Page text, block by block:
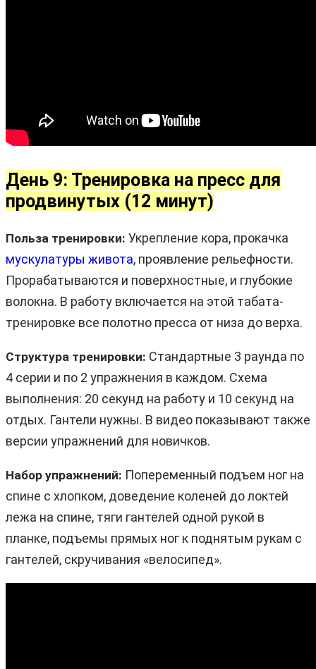
День 9: Тренировка на пресс для
продвинутых (12 минут)
Польза тренировки: Укрепление кора, прокачка
мускулатуры живота, проявление рельефности.
Прорабатываются и поверхностные, и глубокие
волокна. В работу включается на этой табата-
тренировке все полотно пресса от низа до верха.
Структура тренировки: Стандартные 3 раунда по
4 серии и по 2 упражнения в каждом. Схема
выполнения: 20 секунд на работу и 10 секунд на
отдых. Гантели нужны. В видео показывают также
версии упражнений для новичков.
Набор упражнений: Попеременный подъем ног на
спине с хлопком, доведение коленей до локтей
лежа на спине, тяги гантелей одной рукой в
планке, подъемы прямых ног к поднятым рукам с
гантелей, скручивания «велосипед».